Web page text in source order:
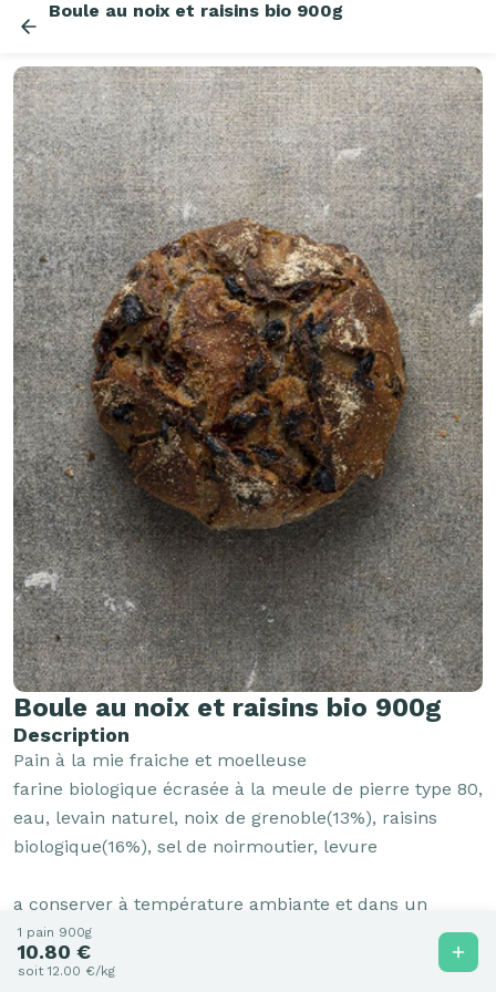
Boule au noix et raisins bio 900g
Boule au noix et raisins bio 900g
Description
Pain à la mie fraiche et moelleuse
farine biologique écrasée à la meule de pierre type 80,
eau, levain naturel, noix de grenoble(13%), raisins
biologique(16%), sel de noirmoutier, levure
a conserver à température ambiante et dans un
torchon pour le protéger de l'humidité
conservation 2 jours
1 pain 900g
10.80 €
soit 12.00 €/kg